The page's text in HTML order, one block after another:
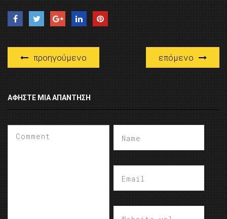
προηγούμενο επόμενο
ΑΦΉΣΤΕ ΜΙΑ ΑΠΆΝΤΗΣΗ